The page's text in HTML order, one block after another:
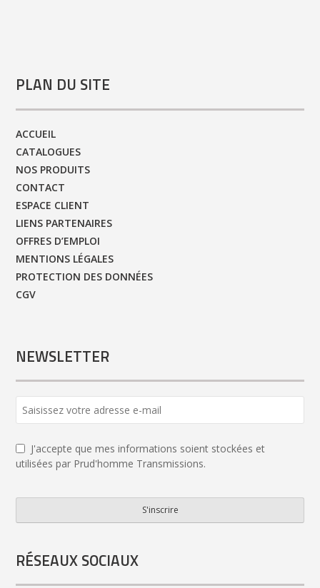
PLAN DU SITE
ACCUEIL
CATALOGUES
NOS PRODUITS
CONTACT
ESPACE CLIENT
LIENS PARTENAIRES
OFFRES D’EMPLOI
MENTIONS LÉGALES
PROTECTION DES DONNÉES
CGV
NEWSLETTER
J'accepte que mes informations soient stockées et
utilisées par Prud'homme Transmissions.
S'inscrire
Email *
RÉSEAUX SOCIAUX